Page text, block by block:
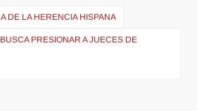
DE LA HERENCIA HISPANA
PRESIONAR A JUECES DE